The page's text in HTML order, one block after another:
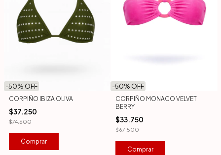
-50% OFF
CORPIÑO IBIZA OLIVA
$37.250
$74.500
Comprar
-50% OFF
CORPIÑO MONACO VELVET
BERRY
$33.750
$67.500
Comprar